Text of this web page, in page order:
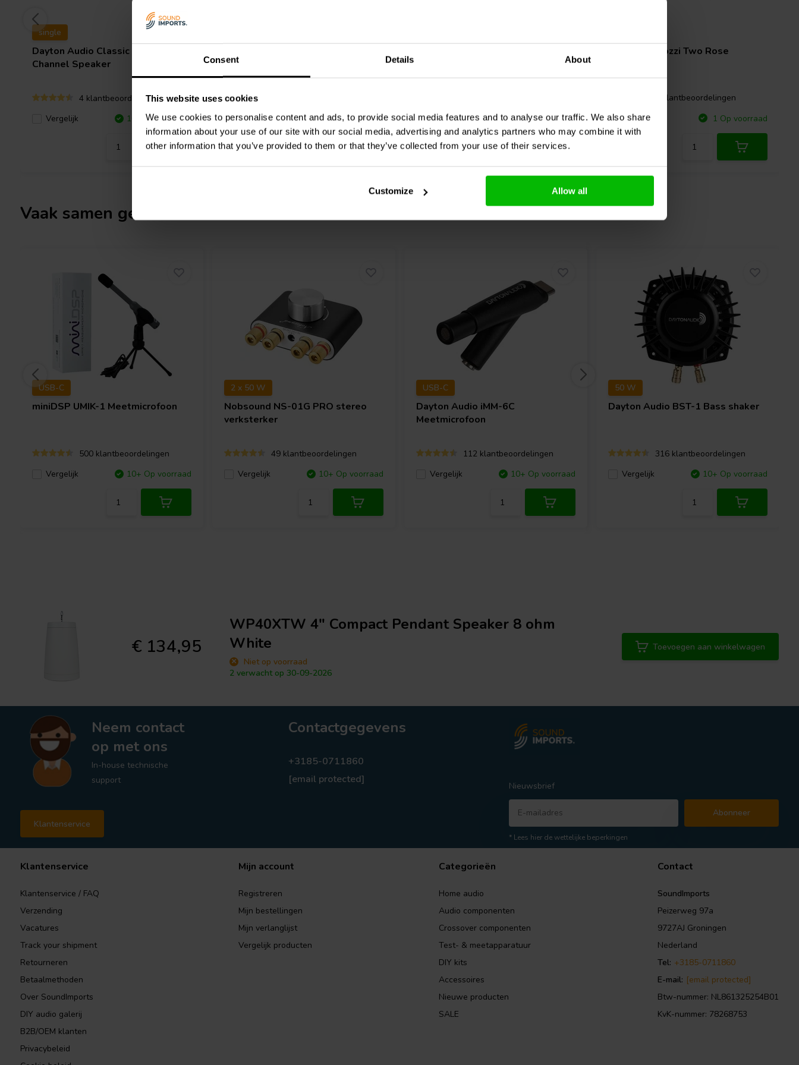
Consent Details About
This website uses cookies
We use cookies to personalise content and ads, to provide social media features and to analyse our traffic. We also share
information about your use of our site with our social media, advertising and analytics partners who may combine it with
other information that you’ve provided to them or that they’ve collected from your use of their services.
Customize Allow all
wand- en landschapsmontageopties, inclusief montagemateriaal, ophangkabel met karabijnhaak,
oogbout en moer, wandmontagebeugel, landschapsmontage en bodemplaat. De geïntegreerde
70V/100V transformator biedt tap-instellingen tot 20 W, terwijl de 8-ohm bypass het gebruik met
compatibele standaardversterkers
single
Dayton Audio Classic C40 Center
Channel Speaker
4 klantbeoordelingen
Vergelijk
10+ Op voorraad
Transformer
Vergelijk
4 Op voorraad
Vergelijk
4 Op voorraad
Tozzi Two Rose
1 klantbeoordelingen
Vergelijk
1 Op voorraad
Vaak samen gekocht
USB-C
miniDSP UMIK-1 Meetmicrofoon
500 klantbeoordelingen
Vergelijk
10+ Op voorraad
2 x 50 W
Nobsound NS-01G PRO stereo
verksterker
49 klantbeoordelingen
Vergelijk
10+ Op voorraad
USB-C
Dayton Audio iMM-6C
Meetmicrofoon
112 klantbeoordelingen
Vergelijk
10+ Op voorraad
50 W
Dayton Audio BST-1 Bass shaker
316 klantbeoordelingen
Vergelijk
10+ Op voorraad
€ 134,95
WP40XTW 4" Compact Pendant Speaker 8 ohm
White
Niet op voorraad
2 verwacht op 30-09-2026
Toevoegen aan winkelwagen
Neem contact
op met ons
In-house technische
support
Klantenservice
Contactgegevens
+3185-0711860
[email protected]
Nieuwsbrief
Abonneer
* Lees hier de wettelijke beperkingen
Klantenservice
Klantenservice / FAQ
Verzending
Vacatures
Track your shipment
Retourneren
Betaalmethoden
Over SoundImports
DIY audio galerij
B2B/OEM klanten
Privacybeleid
Mijn account
Registreren
Mijn bestellingen
Mijn verlanglijst
Vergelijk producten
Categorieën
Home audio
Audio componenten
Crossover componenten
Test- & meetapparatuur
DIY kits
Accessoires
Nieuwe producten
SALE
Contact
SoundImports
Peizerweg 97a
9727AJ Groningen
Nederland
Tel: +3185-0711860
E-mail: [email protected]
Btw-nummer: NL861325254B01
KvK-nummer: 78268753